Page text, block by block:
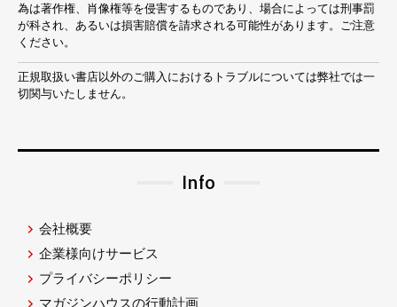
為は著作権、肖像権等を侵害するものであり、場合によっては刑事罰
が科され、あるいは損害賠償を請求される可能性があります。ご注意
ください。
正規取扱い書店以外のご購入におけるトラブルについては弊社では一
切関与いたしません。
Info
会社概要
企業様向けサービス
プライバシーポリシー
マガジンハウスの行動計画